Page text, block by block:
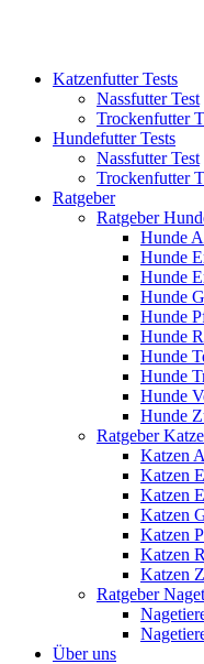
Katzenfutter Tests
Nassfutter Test
Trockenfutter
Hundefutter Tests
Nassfutter Test
Trockenfutter
Ratgeber
Ratgeber
Hunde
Hunde
Hunde
Hunde
Hunde
Hunde
Hunde
Hunde
Hunde
Hunde
Ratgeber
Katzen
Katzen
Katzen
Katzen
Katzen
Katzen
Katzen
Ratgeber
Über uns